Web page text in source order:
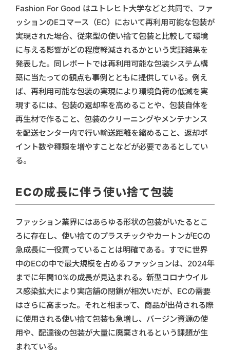
Fashion For Good はユトレヒト大学などと共同で、ファ
ッションのEコマース（EC）において再利用可能な包装が
実現された場合、従来型の使い捨て包装と比較して環境
に与える影響がどの程度軽減されるかという実証結果を
発表した。同レポートでは再利用可能な包装システム構
築に当たっての観点も事例とともに提供している。例え
ば、再利用可能な包装の実現により環境負荷の低減を実
現するには、包装の返却率を高めることや、包装自体を
再生材で作ること、包装のクリーニングやメンテナンス
を配送センター内で行い輸送距離を縮めること、返却ポ
イント数や種類を増やすことなどが必要であるとしてい
る。
ECの成長に伴う使い捨て包装
ファッション業界にはあらゆる形状の包装がいたるとこ
ろに存在し、使い捨てのプラスチックやカートンがECの
急成長に一役買っていることは明確である。すでに世界
中のECの中で最大規模を占めるファッションは、2024年
までに年間10%の成長が見込まれる。新型コロナウイル
ス感染拡大により実店舗の閉鎖が相次いだが、ECの需要
はさらに高まった。それと相まって、商品が出荷される際
に使用される使い捨て包装も急増し、バージン資源の使
用や、配達後の包装が大量に廃棄されるという課題が生
まれている。